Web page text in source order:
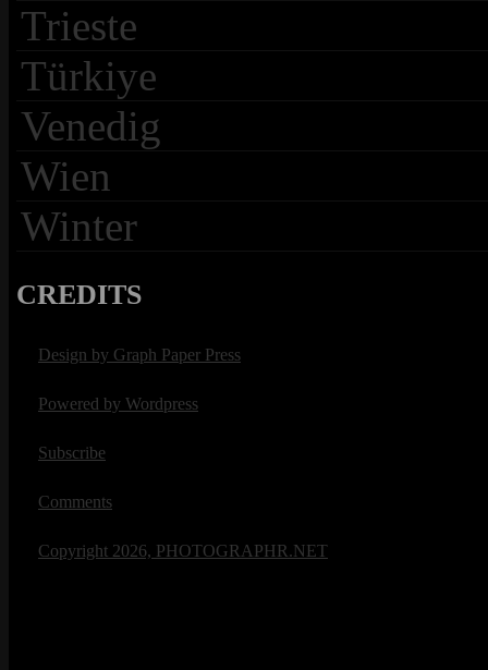
Trieste
Türkiye
Venedig
Wien
Winter
CREDITS
Design by Graph Paper Press
Powered by Wordpress
Subscribe
Comments
Copyright 2026, PHOTOGRAPHR.NET